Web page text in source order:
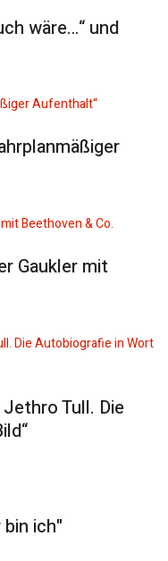
wäre…“ und
Gaukler mit
Tull. Die
ich"